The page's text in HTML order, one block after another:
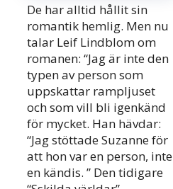
De har alltid hållit sin
romantik hemlig. Men nu
talar Leif Lindblom om
romanen: “Jag är inte den
typen av person som
uppskattar rampljuset
och som vill bli igenkänd
för mycket. Han hävdar:
“Jag stöttade Suzanne för
att hon var en person, inte
en kändis. ” Den tidigare